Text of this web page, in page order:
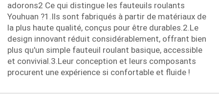
adorons2 Ce qui distingue les fauteuils roulants
Youhuan ?1.Ils sont fabriqués à partir de matériaux de
la plus haute qualité, conçus pour être durables.2.Le
design innovant réduit considérablement, offrant bien
plus qu'un simple fauteuil roulant basique, accessible
et convivial.3.Leur conception et leurs composants
procurent une expérience si confortable et fluide !